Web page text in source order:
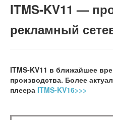
ITMS-KV11 —
рекламный
ITMS-KV11 в ближайшее
производства. Более
плеера ITMS-KV16>>>